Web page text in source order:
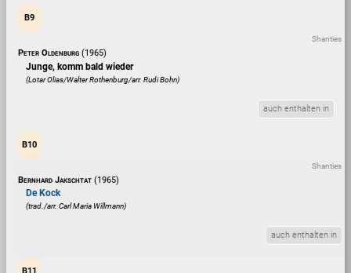
B9
Shanties
Peter Oldenburg (1965)
Junge, komm bald wieder
(Lotar Olias/Walter Rothenburg/arr. Rudi Bohn)
auch enthalten in
B10
Shanties
Bernhard Jakschtat (1965)
De Kock
(trad./arr. Carl Maria Willmann)
auch enthalten in